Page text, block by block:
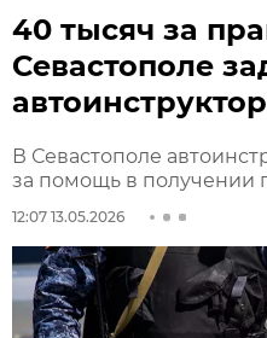
40 тысяч за
Севастополе
В Севастополе
за помощь в получении
12:07 13.05.2026